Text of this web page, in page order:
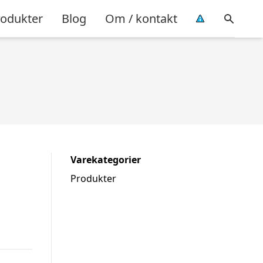
Blog Om / kontakt
Varekategorier
Produkter